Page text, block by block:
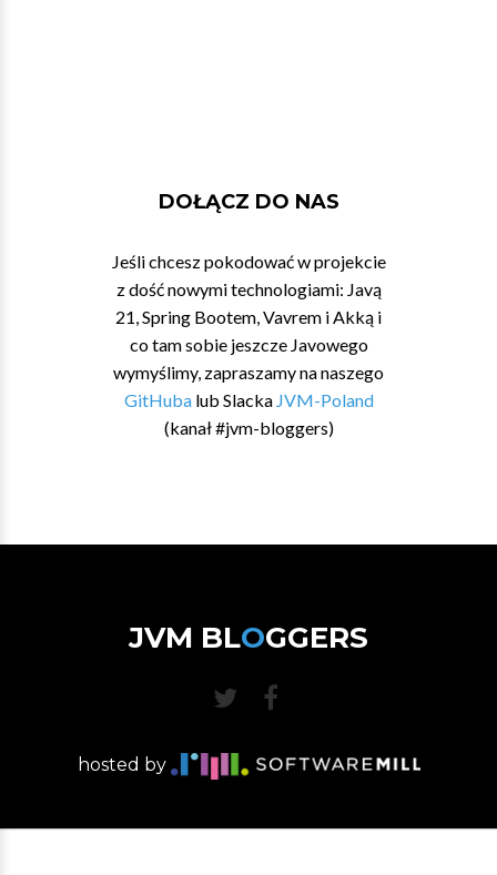
DOŁĄCZ DO NAS
Jeśli chcesz pokodować w projekcie
z dość nowymi technologiami: Javą
21, Spring Bootem, Vavrem i Akką i
co tam sobie jeszcze Javowego
wymyślimy, zapraszamy na naszego
GitHubalub Slacka JVM-Poland
(kanał #jvm-bloggers)
JVM BLOGGERS
hosted by